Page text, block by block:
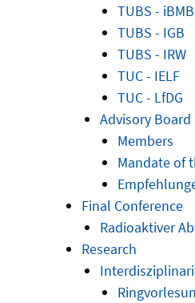
TUBS - iBMB
TUBS - IGB
TUBS - IRW
TUC - IELF
TUC - LfDG
Advisory Board
Members
Mandate of
Final Conference
Radioaktiver
Research